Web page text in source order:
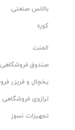
بالانس صنعتی
کوره
المنت
صندوق فروشگاهی
یخچال و فریزر
ترازوی فروشگاهی
تجهیزات نسوز